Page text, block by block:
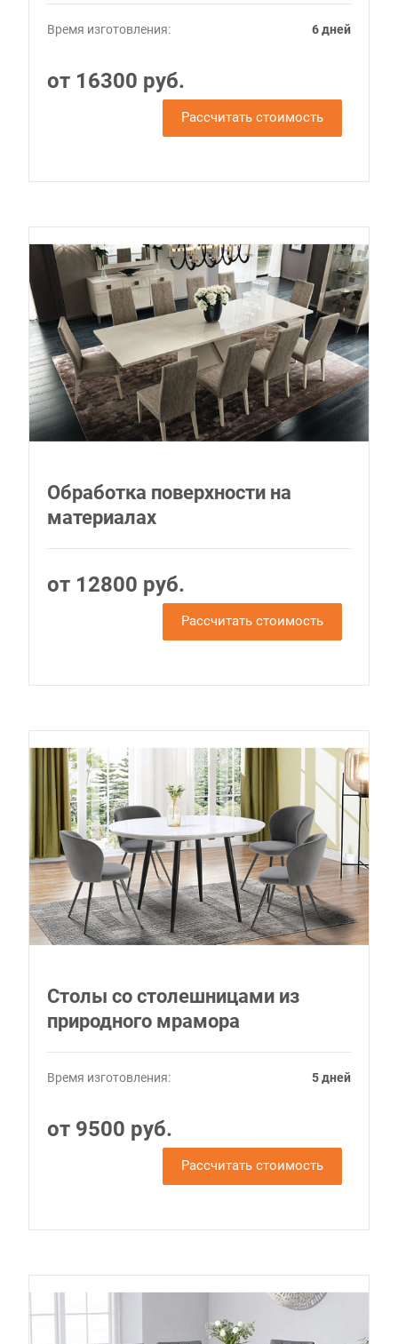
Время изготовления: 6 дней
от 16300 руб.
Рассчитать стоимость
Обработка поверхности на
материалах
от 12800 руб.
Рассчитать стоимость
Столы со столешницами из
природного мрамора
Время изготовления: 5 дней
от 9500 руб.
Рассчитать стоимость